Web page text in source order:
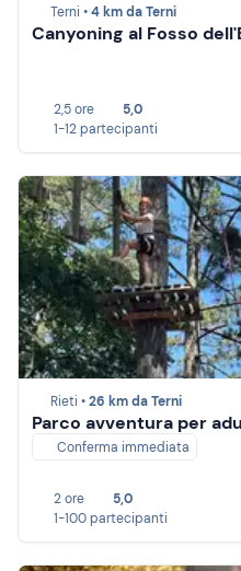
Terni •4 km da Terni
Canyoning al Fosso
2,5 ore
5,0
1-12 partecipanti
Rieti •26 km da Terni
Parco avventura per
Conferma immediata
2 ore
5,0
1-100 partecipanti